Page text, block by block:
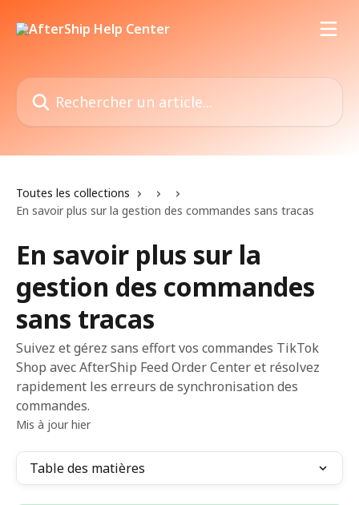
Rechercher un article...
Toutes les collections
En savoir plus sur la gestion des commandes sans tracas
En savoir plus sur la
gestion des commandes
sans tracas
Suivez et gérez sans effort vos commandes TikTok
Shop avec AfterShip Feed Order Center et résolvez
rapidement les erreurs de synchronisation des
commandes.
Mis à jour hier
Table des matières